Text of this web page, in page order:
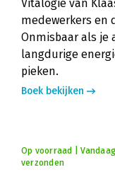
Vitalogie van
medewerkers en
Onmisbaar als je
langdurige
pieken.
Boek bekijken
Op voorraad |
verzonden